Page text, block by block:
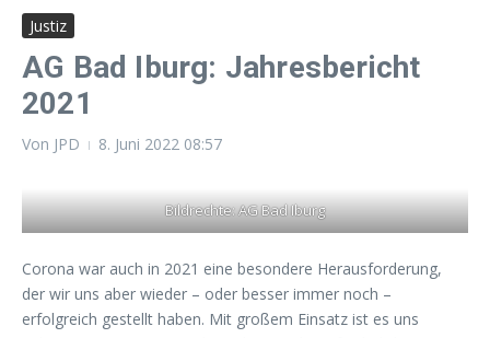
Justiz
AG Bad Iburg: Jahresbericht
2021
Von JPD 8. Juni 2022 08:57
Bildrechte: AG Bad Iburg
Corona war auch in 2021 eine besondere Herausforderung,
der wir uns aber wieder – oder besser immer noch –
erfolgreich gestellt haben. Mit großem Einsatz ist es uns